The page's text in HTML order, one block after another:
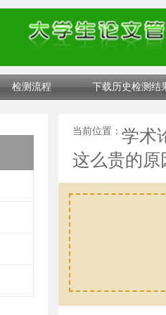
检测流程 下载历史检测结
当前位置： 学术
这么贵的原